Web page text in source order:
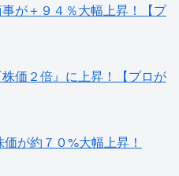
が＋９４％大幅上昇！【プ
価２倍』に上昇！【プロが
が約７０%大幅上昇！